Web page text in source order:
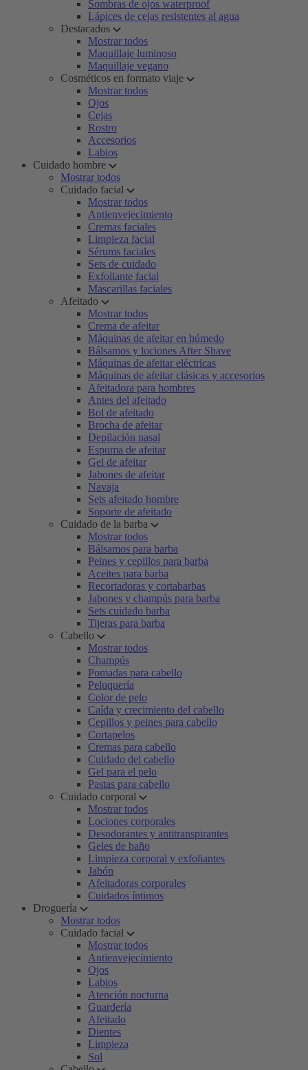
Sombras de ojos waterproof
Lápices de cejas resistentes al agua
Destacados
Mostrar todos
Maquillaje luminoso
Maquillaje vegano
Cosméticos en formato viaje
Mostrar todos
Ojos
Cejas
Rostro
Accesorios
Labios
Cuidado hombre
Mostrar todos
Cuidado facial
Mostrar todos
Antienvejecimiento
Cremas faciales
Limpieza facial
Sérums faciales
Sets de cuidado
Exfoliante facial
Mascarillas faciales
Afeitado
Mostrar todos
Crema de afeitar
Máquinas de afeitar en húmedo
Bálsamos y lociones After Shave
Máquinas de afeitar eléctricas
Máquinas de afeitar clásicas y accesorios
Afeitadora para hombres
Antes del afeitado
Bol de afeitado
Brocha de afeitar
Depilación nasal
Espuma de afeitar
Gel de afeitar
Jabones de afeitar
Navaja
Sets afeitado hombre
Soporte de afeitado
Cuidado de la barba
Mostrar todos
Bálsamos para barba
Peines y cepillos para barba
Aceites para barba
Recortadoras y cortabarbas
Jabones y champús para barba
Sets cuidado barba
Tijeras para barba
Cabello
Mostrar todos
Champús
Pomadas para cabello
Peluquería
Color de pelo
Caída y crecimiento del cabello
Cepillos y peines para cabello
Cortapelos
Cremas para cabello
Cuidado del cabello
Gel para el pelo
Pastas para cabello
Cuidado corporal
Mostrar todos
Lociones corporales
Desodorantes y antitranspirantes
Geles de baño
Limpieza corporal y exfoliantes
Jabón
Afeitadoras corporales
Cuidados íntimos
Droguería
Mostrar todos
Cuidado facial
Mostrar todos
Antienvejecimiento
Ojos
Labios
Atención nocturna
Guardería
Afeitado
Dientes
Limpieza
Sol